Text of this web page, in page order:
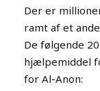
Der er
ramt af et
De følgende
hjælpemiddel
for Al-Anon: